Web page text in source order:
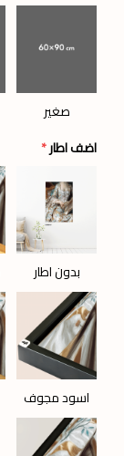
صغير
اضف اطار*
بدون اطار
اسود مجوف